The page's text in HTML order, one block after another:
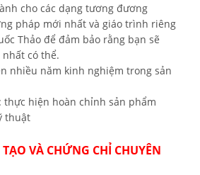
cho các dạng tương đương
pháp mới nhất và giáo trình riêng
Thảo để đảm bảo rằng bạn sẽ
có thể.
nhiều năm kinh nghiệm trong sản
thực hiện hoàn chỉnh sản phẩm
thuật
VÀ CHỨNG CHỈ CHUYÊN